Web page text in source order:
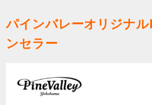
パインバレーオリジナ
ンセラー